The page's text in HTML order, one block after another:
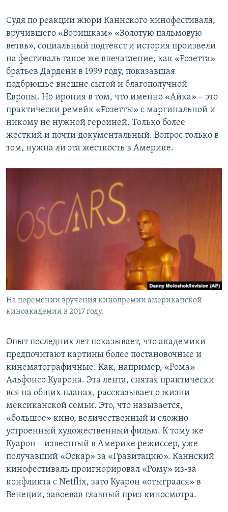
Судя по реакции жюри Каннского кинофестиваля,
вручившего «Воришкам» «Золотую пальмовую
ветвь», социальный подтекст и история произвели
на фестиваль такое же впечатление, как «Розетта»
братьев Дарденн в 1999 году, показавшая
подбрюшье внешне сытой и благополучной
Европы. Но ирония в том, что именно «Айка» – это
практически ремейк «Розетты» с маргинальной и
никому не нужной героиней. Только более
жесткий и почти документальный. Вопрос только в
том, нужна ли эта жесткость в Америке.
На церемонии вручения кинопремии американской
киноакадемии в 2017 году.
Опыт последних лет показывает, что академики
предпочитают картины более постановочные и
кинематографичные. Как, например, «Рома»
Альфонсо Куарона. Эта лента, снятая практически
вся на общих планах, рассказывает о жизни
мексиканской семьи. Это, что называется,
«большое» кино, величественный и сложно
устроенный художественный фильм. К тому же
Куарон – известный в Америке режиссер, уже
получавший «Оскар» за «Гравитацию». Каннский
кинофестиваль проигнорировал «Рому» из-за
конфликта с Netflix, зато Куарон «отыгрался» в
Венеции, завоевав главный приз киносмотра.